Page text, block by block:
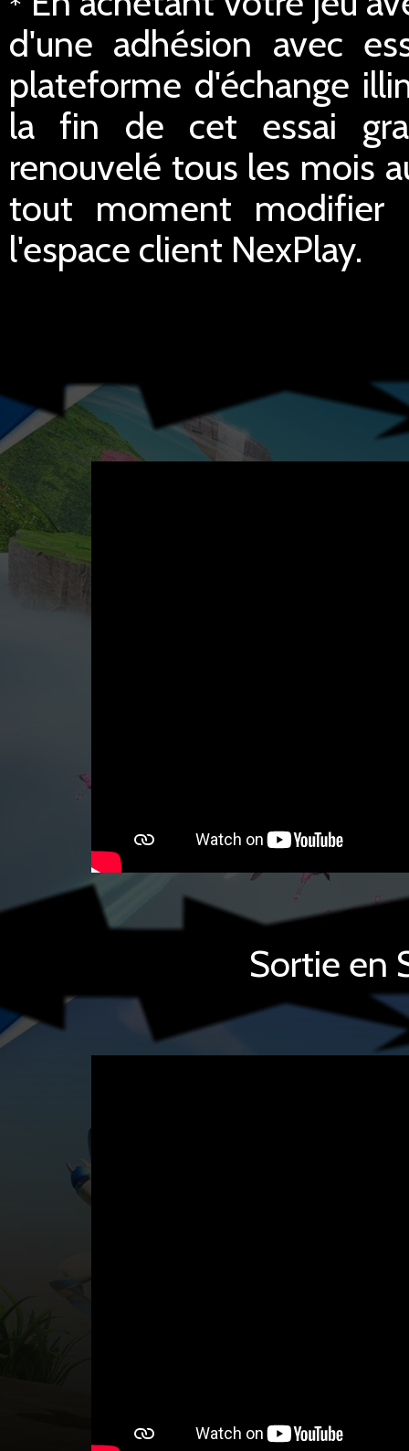
d'une adhésion avec
plateforme d'échange
la fin de cet essai
renouvelé tous les mois
tout moment modifier
l'espace client NexPlay.
Sortie en